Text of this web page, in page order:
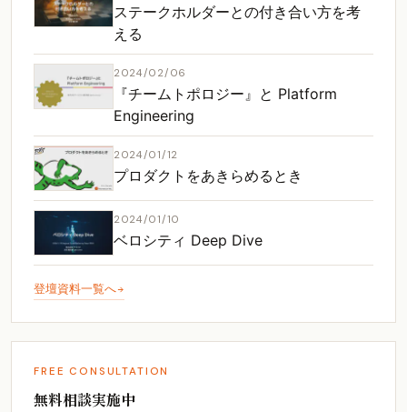
ステークホルダーとの付き合い方を考
える
2024/02/06
『チームトポロジー』と Platform
Engineering
2024/01/12
プロダクトをあきらめるとき
2024/01/10
ベロシティ Deep Dive
登壇資料一覧へ
FREE CONSULTATION
無料相談実施中